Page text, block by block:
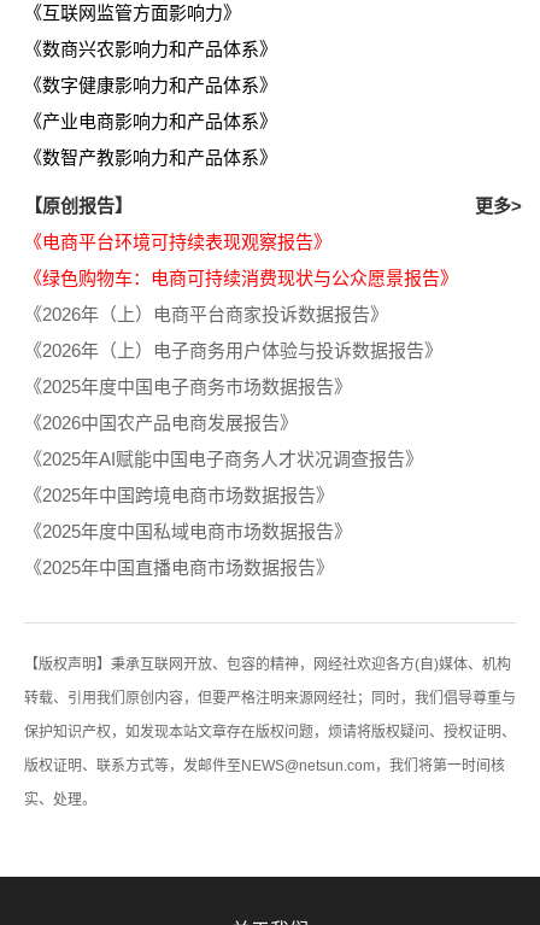
《互联网监管方面影响力》
《数商兴农影响力和产品体系》
《数字健康影响力和产品体系》
《产业电商影响力和产品体系》
《数智产教影响力和产品体系》
【原创报告】
更多>
《电商平台环境可持续表现观察报告》
《绿色购物车：电商可持续消费现状与公众愿景报告》
《2026年（上）电商平台商家投诉数据报告》
《2026年（上）电子商务用户体验与投诉数据报告》
《2025年度中国电子商务市场数据报告》
《2026中国农产品电商发展报告》
《2025年AI赋能中国电子商务人才状况调查报告》
《2025年中国跨境电商市场数据报告》
《2025年度中国私域电商市场数据报告》
《2025年中国直播电商市场数据报告》
【版权声明】秉承互联网开放、包容的精神，网经社欢迎各方(自)媒体、机构
转载、引用我们原创内容，但要严格注明来源网经社；同时，我们倡导尊重与
保护知识产权，如发现本站文章存在版权问题，烦请将版权疑问、授权证明、
版权证明、联系方式等，发邮件至NEWS@netsun.com，我们将第一时间核
实、处理。